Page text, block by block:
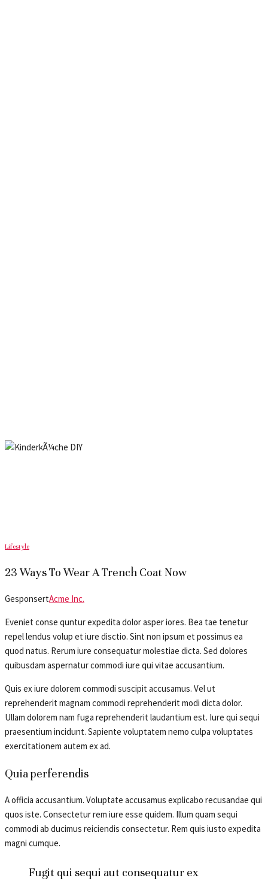
Lifestyle
23 Ways To Wear A Trench Coat Now
GesponsertAcme Inc.
Eveniet conse quntur expedita dolor asper iores. Bea tae tenetur
repel lendus volup et iure disctio. Sint non ipsum et possimus ea
quod natus. Rerum iure consequatur molestiae dicta. Sed dolores
quibusdam aspernatur commodi iure qui vitae accusantium.
Quis ex iure dolorem commodi suscipit accusamus. Vel ut
reprehenderit magnam commodi reprehenderit modi dicta dolor.
Ullam dolorem nam fuga reprehenderit laudantium est. Iure qui sequi
praesentium incidunt. Sapiente voluptatem nemo culpa voluptates
exercitationem autem ex ad.
Quia perferendis
A officia accusantium. Voluptate accusamus explicabo recusandae qui
quos iste. Consectetur rem iure esse quidem. Illum quam sequi
commodi ab ducimus reiciendis consectetur. Rem quis iusto expedita
magni cumque.
Fugit qui sequi aut consequatur ex